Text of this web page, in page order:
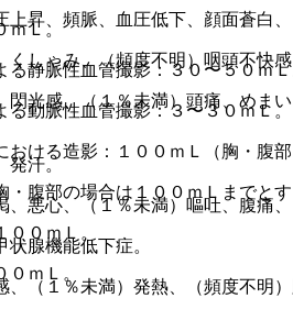
昇、頻脈、血圧低下、顔面蒼白
しゃみ、（頻度不明）咽頭不快
光感、（１％未満）頭痛、めま
発汗。
悪心、（１％未満）嘔吐、腹痛
腺機能低下症。
（１％未満）発熱、（頻度不明
Ｌ。
静脈性血管撮影：３０〜５０ｍＬ
動脈性血管撮影：３〜３０ｍＬ。
ける造影：１００ｍＬ（胸・腹
腹部の場合は１００ｍＬまでと
０ｍＬ。
ｍＬ。